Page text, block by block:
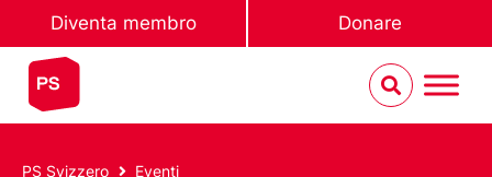
Diventa membro Donare
PS Svizzero Eventi